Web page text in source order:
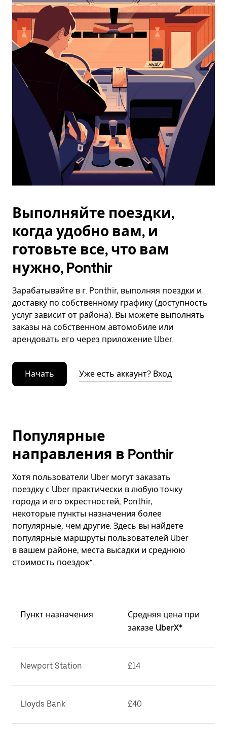
выбрать
дату.
Чтобы
закрыть
календарь,
нажмите
Esc.
Выполняйте поездки,
когда удобно вам, и
готовьте все, что вам
нужно, Ponthir
Зарабатывайте в г. Ponthir, выполняя поездки и
доставку по собственному графику (доступность
услуг зависит от района). Вы можете выполнять
заказы на собственном автомобиле или
арендовать его через приложение Uber.
Начать Уже есть аккаунт? Вход
Популярные
направления в Ponthir
Хотя пользователи Uber могут заказать
поездку с Uber практически в любую точку
города и его окрестностей, Ponthir,
некоторые пункты назначения более
популярные, чем другие. Здесь вы найдете
популярные маршруты пользователей Uber
в вашем районе, места высадки и среднюю
стоимость поездок*.
Пункт назначения
Средняя цена при
заказе UberX*
Newport Station £14
Lloyds Bank £40